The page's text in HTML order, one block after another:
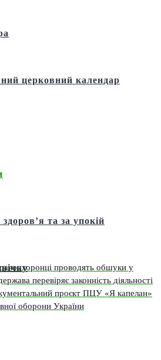
церковний календар
та за упокій
проводять обшуки у
перевіряє законність діяльності
проєкт ПЦУ «Я капелан»
оборони України